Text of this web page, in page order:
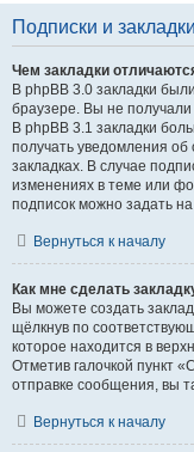
Подписки и закладки
Чем закладки
В phpBB 3.0 закладки
браузере. Вы не
В phpBB 3.1 закладки
получать уведомления
закладках. В случае
изменениях в теме или
подписок можно задать
Вернуться к началу
Как мне сделать
Вы можете создать
щёлкнув по
которое находится в
Отметив галочкой пункт
отправке сообщения, вы
Вернуться к началу